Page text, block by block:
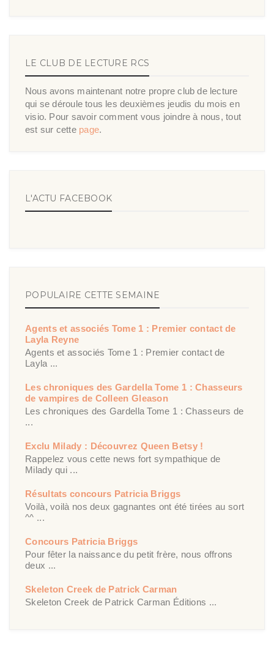
LE CLUB DE LECTURE RCS
Nous avons maintenant notre propre club de lecture
qui se déroule tous les deuxièmes jeudis du mois en
visio. Pour savoir comment vous joindre à nous, tout
est sur cette page.
L'ACTU FACEBOOK
POPULAIRE CETTE SEMAINE
Agents et associés Tome 1 : Premier contact de
Layla Reyne
Agents et associés Tome 1 : Premier contact de
Layla ...
Les chroniques des Gardella Tome 1 : Chasseurs
de vampires de Colleen Gleason
Les chroniques des Gardella Tome 1 : Chasseurs de
...
Exclu Milady : Découvrez Queen Betsy !
Rappelez vous cette news fort sympathique de
Milady qui ...
Résultats concours Patricia Briggs
Voilà, voilà nos deux gagnantes ont été tirées au sort
^^ ...
Concours Patricia Briggs
Pour fêter la naissance du petit frère, nous offrons
deux ...
Skeleton Creek de Patrick Carman
Skeleton Creek de Patrick Carman Éditions ...